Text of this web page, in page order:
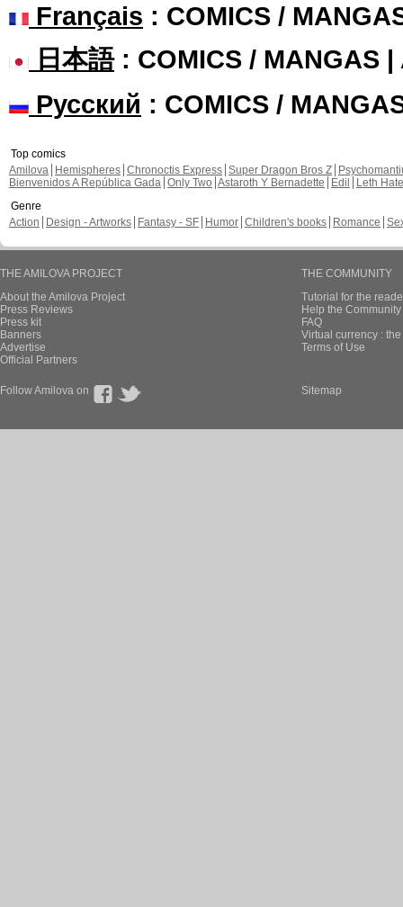
Français : COMICS /
日本語: COMICS / MANGAS |
Русский : COMICS /
Top comics
Amilova
Hemispheres Chronoctis Express Super Dragon Bros Z
Bienvenidos A República Gada Only Two Astaroth Y Bernadette Edil
Leth Hate
Genre
Action
Design - Artworks Fantasy - SF Humor Children's books Romance
THE AMILOVA PROJECT
About the Amilova Project
Press Reviews
Press kit
Banners
Advertise
Official Partners
THE COMMUNITY
Tutorial for the
Help the
FAQ
Virtual currency :
Terms of Use
Follow Amilova on Sitemap